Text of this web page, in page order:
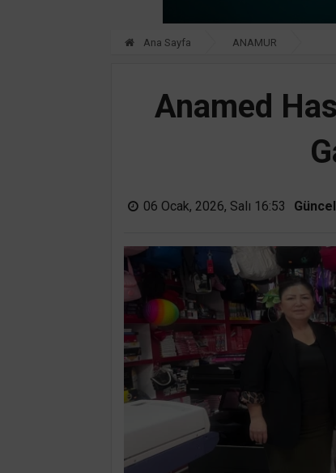
Ana Sayfa ANAMUR
Anamed
06 Ocak, 2026, Salı 16:53